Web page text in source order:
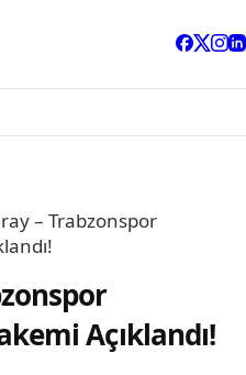
– Trabzonspor
Açıklandı!